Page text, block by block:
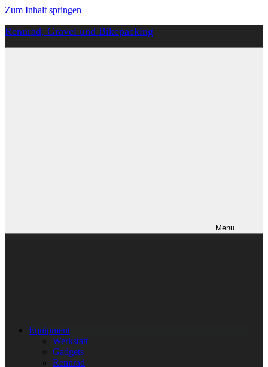
Zum Inhalt springen
Rennrad, Gravel und Bikepacking
Menu
Equipment
Werkstatt
Gadgets
Rennrad